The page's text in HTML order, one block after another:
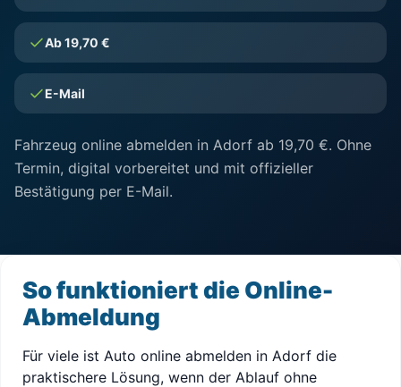
Ab 19,70 €
E-Mail
Fahrzeug online abmelden in Adorf ab 19,70 €. Ohne
Termin, digital vorbereitet und mit offizieller
Bestätigung per E-Mail.
So funktioniert die Online-
Abmeldung
Für viele ist Auto online abmelden in Adorf die
praktischere Lösung, wenn der Ablauf ohne